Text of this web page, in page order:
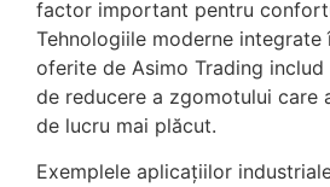
factor important pentru
Tehnologiile moderne integrate
oferite de Asimo Trading
de reducere a zgomotului care
de lucru mai plăcut.
Exemplele aplicațiilor